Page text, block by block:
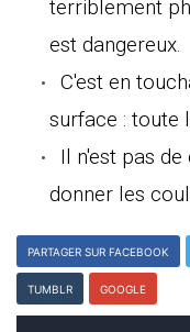
terriblement
est dangereux.
C'est en
surface : toute
Il n'est pas
donner les
PARTAGER SUR FACEBOOK
TUMBLR GOOGLE